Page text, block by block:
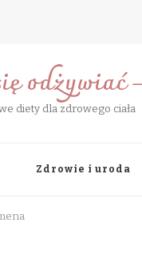
odżywiać
diety dla zdrowego ciała
Zdrowie i uroda